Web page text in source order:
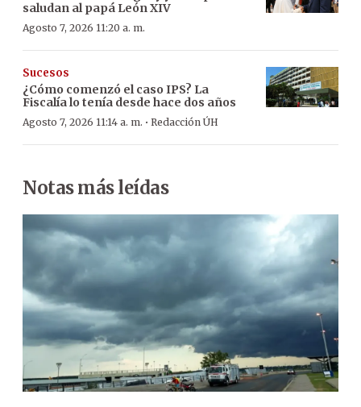
saludan al papá León XIV
Agosto 7, 2026 11:20 a. m.
Sucesos
¿Cómo comenzó el caso IPS? La
Fiscalía lo tenía desde hace dos años
Agosto 7, 2026 11:14 a. m. · Redacción ÚH
Notas más leídas